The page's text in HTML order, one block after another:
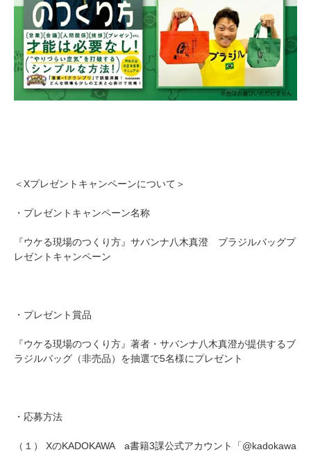
＜Xプレゼントキャンペーンについて＞
・プレゼントキャンペーン名称
『ウケる現場のつくり方』サバンナ八木真澄 ブラジルバッグプ
レゼントキャンペーン
・プレゼント賞品
『ウケる現場のつくり方』著者・サバンナ八木真澄が提供するブ
ラジルバッグ（非売品）を抽選で5名様にプレゼント
・応募方法
（１） XのKADOKAWA a書籍3課公式アカウント「@kadokawa